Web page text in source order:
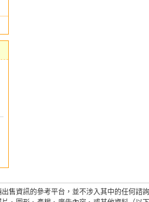
售資訊的參考平台，並不涉入其中的任何